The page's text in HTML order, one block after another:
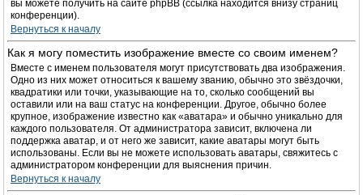
вы можете получить на сайте phpBB (ссылка находится внизу страниц
конференции).
Вернуться к началу
Как я могу поместить изображение вместе со своим именем?
Вместе с именем пользователя могут присутствовать два изображения.
Одно из них может относиться к вашему званию, обычно это звёздочки,
квадратики или точки, указывающие на то, сколько сообщений вы
оставили или на ваш статус на конференции. Другое, обычно более
крупное, изображение известно как «аватара» и обычно уникально для
каждого пользователя. От администратора зависит, включена ли
поддержка аватар, и от него же зависит, какие аватары могут быть
использованы. Если вы не можете использовать аватары, свяжитесь с
администратором конференции для выяснения причин.
Вернуться к началу